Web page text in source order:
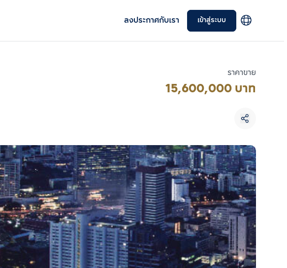
ลงประกาศกับเรา เข้าสู่ระบบ
ราคาขาย
15,600,000 บาท
เพิ่มยูนิตเปรียบเทียบ
รายการที่ 3
เลือกยูนิตเพื่อเปรียบเทียบ
เลือกได้สูงสุด 3 รายการ
เปรียบเทียบ
ลบทั้งหมด